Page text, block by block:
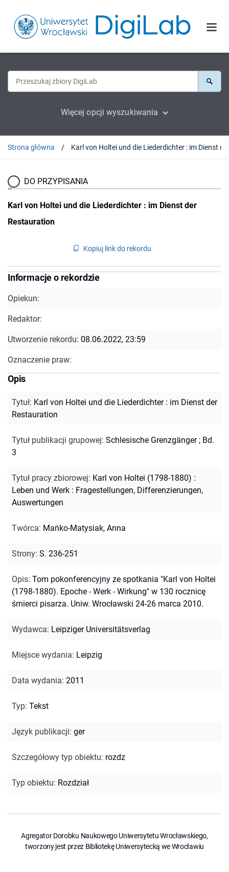
Więcej opcji wyszukiwania
Strona główna
DO PRZYPISANIA
Karl von Holtei und die Liederdichter : im Dienst der
Restauration
Kopiuj link do rekordu
Informacje o rekordzie
Opiekun:
Redaktor:
Utworzenie rekordu: 08.06.2022, 23:59
Oznaczenie praw:
Opis
Tytuł: Karl von Holtei und die Liederdichter : im Dienst der
Restauration
Tytuł publikacji grupowej: Schlesische Grenzgänger ; Bd.
3
Tytuł pracy zbiorowej: Karl von Holtei (1798-1880) :
Leben und Werk : Fragestellungen, Differenzierungen,
Auswertungen
Twórca: Mańko-Matysiak, Anna
Strony: S. 236-251
Opis: Tom pokonferencyjny ze spotkania "Karl von Holtei
(1798-1880). Epoche - Werk - Wirkung" w 130 rocznicę
śmierci pisarza. Uniw. Wrocławski 24-26 marca 2010.
Wydawca: Leipziger Universitätsverlag
Miejsce wydania: Leipzig
Data wydania: 2011
Typ: Tekst
Język publikacji: ger
Szczegółowy typ obiektu: rozdz
Typ obiektu: Rozdział
Agregator Dorobku Naukowego Uniwersytetu Wrocławskiego,
tworzony jest przez Bibliotekę Uniwersytecką we Wrocławiu